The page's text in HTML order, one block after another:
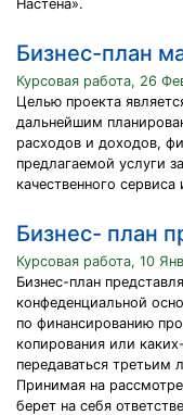
Настена».
Бизнес-план
Курсовая работа, 26
Целью проекта
дальнейшим
расходов и доходов,
предлагаемой услуги
качественного
Бизнес- план
Курсовая работа, 10
Бизнес-план
конфеденциальной
по финансированию
копирования или
передаваться третьим
Принимая на
берет на себя